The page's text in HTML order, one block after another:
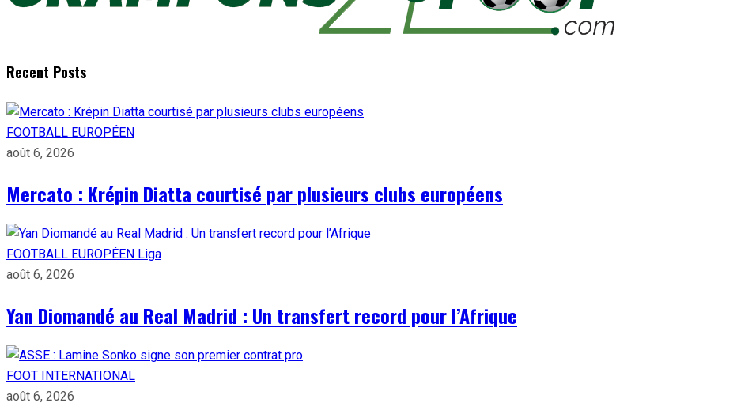
Recent Posts
FOOTBALL EUROPÉEN
août 6, 2026
Mercato : Krépin Diatta courtisé par plusieurs clubs européens
FOOTBALL EUROPÉEN Liga
août 6, 2026
Yan Diomandé au Real Madrid : Un transfert record pour l’Afrique
FOOT INTERNATIONAL
août 6, 2026